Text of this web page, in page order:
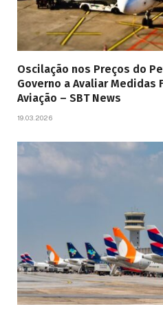
Oscilação nos Preços do
Governo a Avaliar Medidas
Aviação – SBT News
19.03.2026